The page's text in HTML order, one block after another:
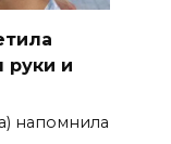
руки и
напомнила